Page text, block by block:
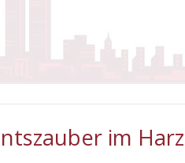
im Harz